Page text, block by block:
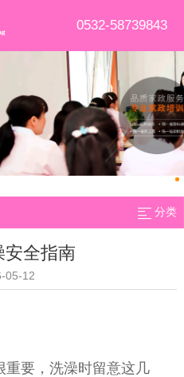
0532-58739843
分类
安全指南
05-12
重要，洗澡时留意这几